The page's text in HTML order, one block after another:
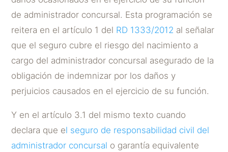
de administrador concursal. Esta programación se
reitera en el artículo 1 del RD 1333/2012 al señalar
que el seguro cubre el riesgo del nacimiento a
cargo del administrador concursal asegurado de la
obligación de indemnizar por los daños y
perjuicios causados en el ejercicio de su función.
Y en el artículo 3.1 del mismo texto cuando
declara que el seguro de responsabilidad civil del
administrador concursal o garantía equivalente